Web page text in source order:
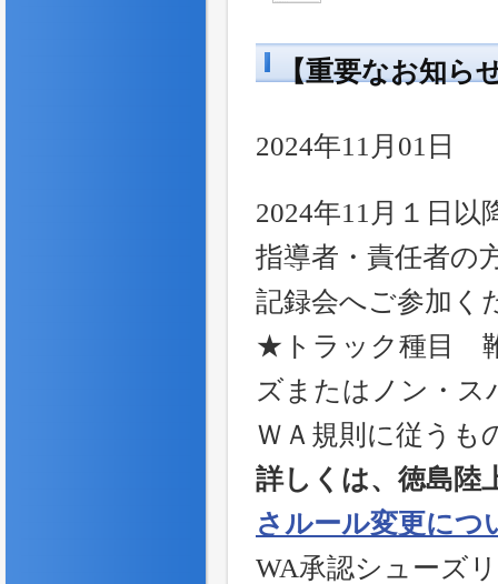
【重要なお知ら
2024年11月01日
2024年11月１日
指導者・責任者の
記録会へご参加く
★トラック種目
ズまたはノン・
ＷＡ規則に従うも
詳しくは、徳島陸
さルール変更につ
WA承認シューズ